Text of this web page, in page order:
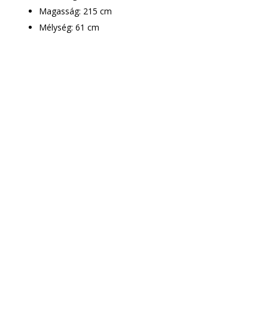
Magasság: 215 cm
Mélység: 61 cm